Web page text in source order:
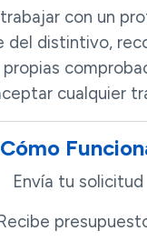
con un
del distintivo,
cualquier
Cómo
Envía tu solicitud